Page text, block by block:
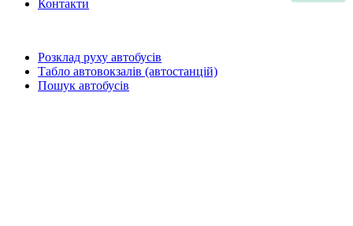
Контакти
Розклад руху автобусів
Табло автовокзалів (автостанцій)
Пошук автобусів